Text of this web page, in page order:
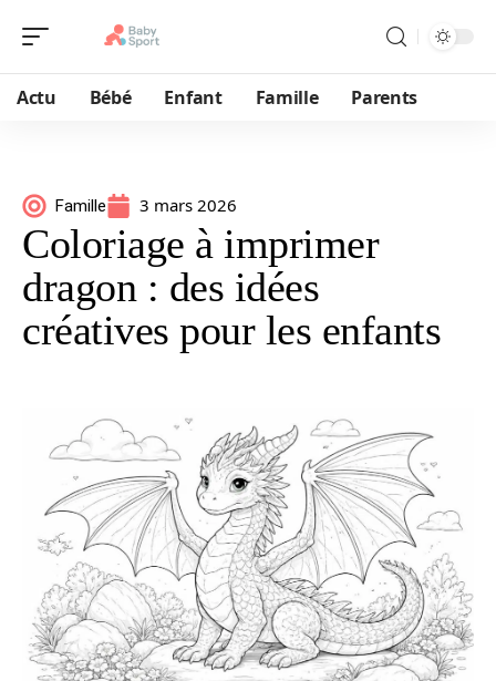
Actu Bébé Enfant Famille Parents
Famille 3 mars 2026
Coloriage à imprimer
dragon : des idées
créatives pour les enfants